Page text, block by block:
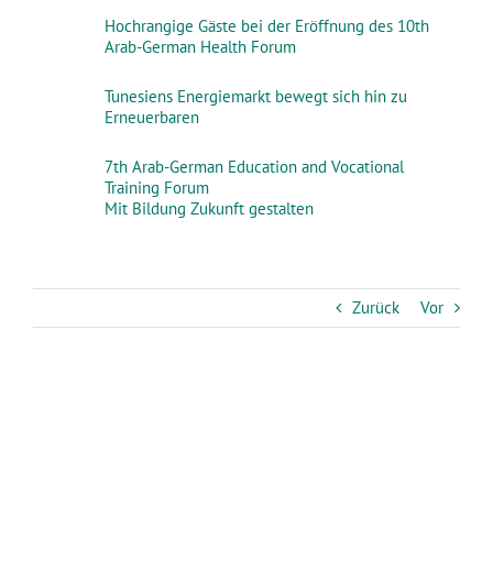
Zurück Vor
Hochrangige Gäste bei der Eröffnung des 10th
Arab-German Health Forum
Tunesiens Energiemarkt bewegt sich hin zu
Erneuerbaren
7th Arab-German Education and Vocational
Training Forum
Mit Bildung Zukunft gestalten